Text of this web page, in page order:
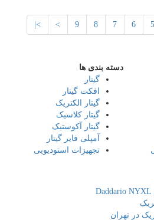
5
6
7
8
9
>
>|
دسته بندی ها
گیتار
افکت گیتار
گیتار الکتریک
گیتار کلاسیک
گیتار آکوستیک
آمپلی فایر گیتار
تجهیزات استودیویی
در تهران